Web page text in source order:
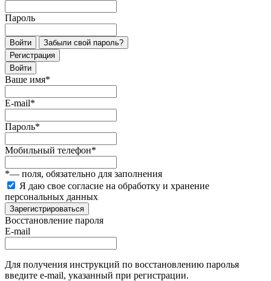
Пароль
Войти
Забыли свой пароль?
Регистрация
Войти
Ваше имя*
E-mail*
Пароль*
Мобильный телефон*
*— поля, обязательно для заполнения
Я даю свое согласие на обработку и хранение
персональных данных
Зарегистрироваться
Восстановление пароля
E-mail
Для получения инструкций по восстановлению паролья
введите e-mail, указанный при регистрации.